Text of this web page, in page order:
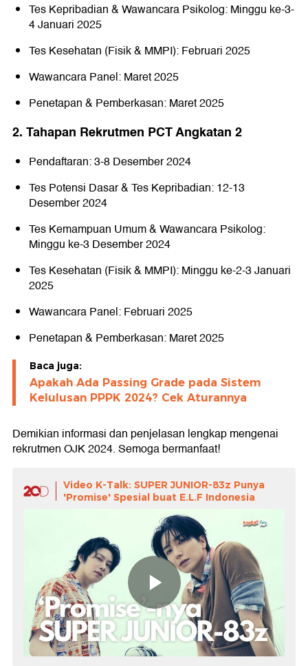
Tes Kepribadian & Wawancara Psikolog: Minggu ke-3-
4 Januari 2025
Tes Kesehatan (Fisik & MMPI): Februari 2025
Wawancara Panel: Maret 2025
Penetapan & Pemberkasan: Maret 2025
2. Tahapan Rekrutmen PCT Angkatan 2
Pendaftaran: 3-8 Desember 2024
Tes Potensi Dasar & Tes Kepribadian: 12-13
Desember 2024
Tes Kemampuan Umum & Wawancara Psikolog:
Minggu ke-3 Desember 2024
Tes Kesehatan (Fisik & MMPI): Minggu ke-2-3 Januari
2025
Wawancara Panel: Februari 2025
Penetapan & Pemberkasan: Maret 2025
Baca juga:
Apakah Ada Passing Grade pada Sistem
Kelulusan PPPK 2024? Cek Aturannya
Demikian informasi dan penjelasan lengkap mengenai
rekrutmen OJK 2024. Semoga bermanfaat!
Video K-Talk: SUPER JUNIOR-83z Punya
'Promise' Spesial buat E.L.F Indonesia